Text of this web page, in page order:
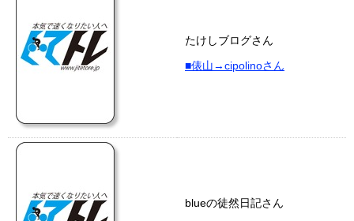
たけしブログさん
■俵山→cipolinoさん
blueの徒然日記さん